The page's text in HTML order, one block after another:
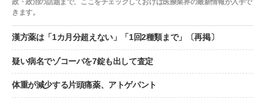
政・政治の話題まで、ここをチェックしておけば医療業界の最新情報が入手で
きます。
漢方薬は「1カ月分超えない」「1回2種類まで」〔再掲〕
疑い病名でゾコーバを7錠も出して査定
体重が減少する片頭痛薬、アトゲパント